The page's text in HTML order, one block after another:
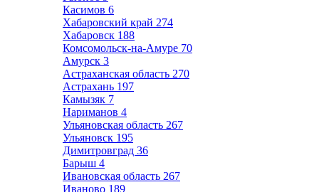
Касимов 6
Хабаровский край 274
Хабаровск 188
Комсомольск-на-Амуре 70
Амурск 3
Астраханская область 270
Астрахань 197
Камызяк 7
Нариманов 4
Ульяновская область 267
Ульяновск 195
Димитровград 36
Барыш 4
Ивановская область 267
Иваново 189